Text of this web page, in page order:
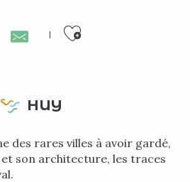
Ajouter
HUY
des rares villes à avoir gardé,
son architecture, les traces